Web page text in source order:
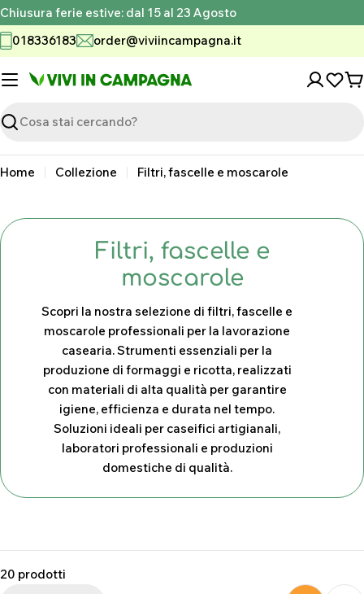
Vai
al
contenuto
Chiusura ferie estive: dal 15 al 23 Agosto
018336183
order@viviincampagna.it
Ricerca
Home Collezione Filtri, fascelle e moscarole
z
e
Filtri, fascelle e
moscarole
Scopri la nostra selezione di filtri, fascelle e
moscarole professionali per la lavorazione
casearia. Strumenti essenziali per la
produzione di formaggi e ricotta, realizzati
con materiali di alta qualità per garantire
igiene, efficienza e durata nel tempo.
Soluzioni ideali per caseifici artigianali,
laboratori professionali e produzioni
domestiche di qualità.
20 prodotti